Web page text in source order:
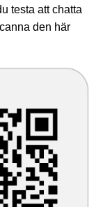
testa att chatta
den här